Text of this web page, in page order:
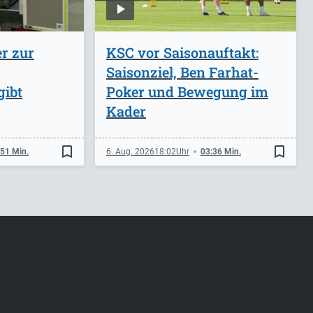
zur
Min. bookmark_border
KSC vor Saisonauftakt:
Saisonziel, Ben Farhat-
Poker und Bewegung im
Kader
6. Aug. 202618:02 03:36 Min. bookmark_border